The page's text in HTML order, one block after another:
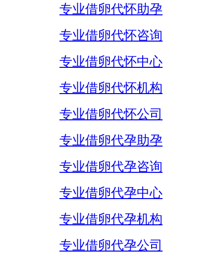
专业借卵代怀助孕
专业借卵代怀咨询
专业借卵代怀中心
专业借卵代怀机构
专业借卵代怀公司
专业借卵代孕助孕
专业借卵代孕咨询
专业借卵代孕中心
专业借卵代孕机构
专业借卵代孕公司